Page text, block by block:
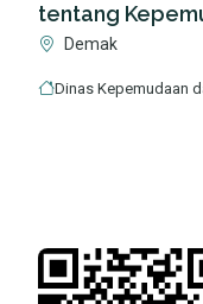
tentang
Demak
Dinas Kepemudaan